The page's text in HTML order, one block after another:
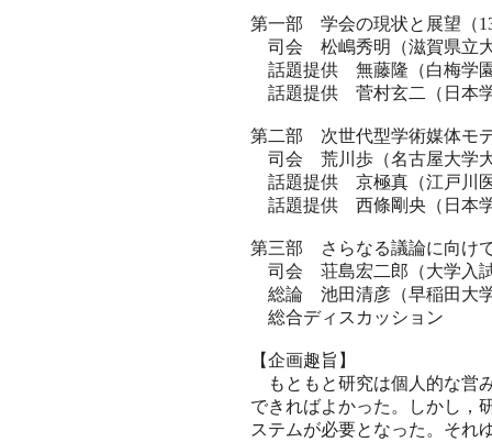
第一部 学会の現状と展望（
司会 松嶋秀明（滋賀県立
話題提供 無藤隆（白梅学
話題提供 菅村玄二（日本
第二部 次世代型学術媒体モ
司会 荒川歩（名古屋大学
話題提供 京極真（江戸川
話題提供 西條剛央（日本
第三部 さらなる議論に向け
司会 荘島宏二郎（大学入
総論 池田清彦（早稲田大
総合ディスカッション
【企画趣旨】
もともと研究は個人的な営
できればよかった。しかし，
ステムが必要となった。それ